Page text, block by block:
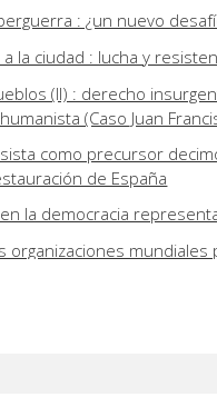
: ¿un nuevo
la ciudad : lucha y
(II) : derecho
(Caso Juan
como precursor
de España
la democracia
mundiales